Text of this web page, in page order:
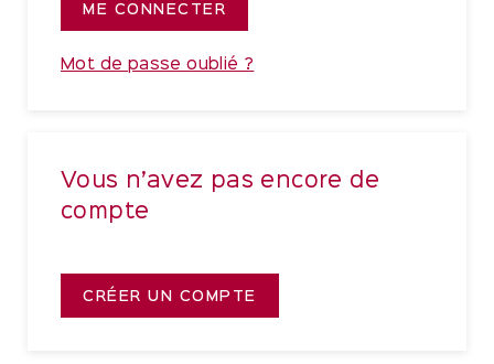
ME CONNECTER
Mot de passe oublié ?
Vous n’avez pas encore de
compte
CRÉER UN COMPTE